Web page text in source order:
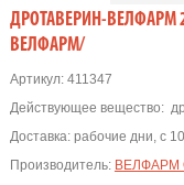
ДРОТАВЕРИН-
ВЕЛФАРМ/
Артикул:411347
Действующее вещество:
Доставка: рабочие дни, с
Производитель: ВЕЛФАРМ